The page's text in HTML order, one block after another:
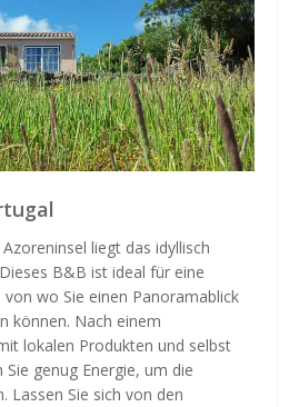
liegt das idyllisch
B&B ist ideal für eine
wo Sie einen Panoramablick
können. Nach einem
lokalen Produkten und selbst
genug Energie, um die
Lassen Sie sich von den